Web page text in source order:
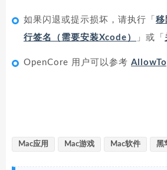
如果闪退或提示损坏，请执行「 移
行签名（需要安装Xcode）
」或「
OpenCore 用户可以参考
Mac应用 Mac游戏 Mac软件 黑